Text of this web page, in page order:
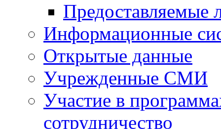
Предоставляемые
Информационные
Открытые данные
Учрежденные СМИ
Участие в
сотрудничество